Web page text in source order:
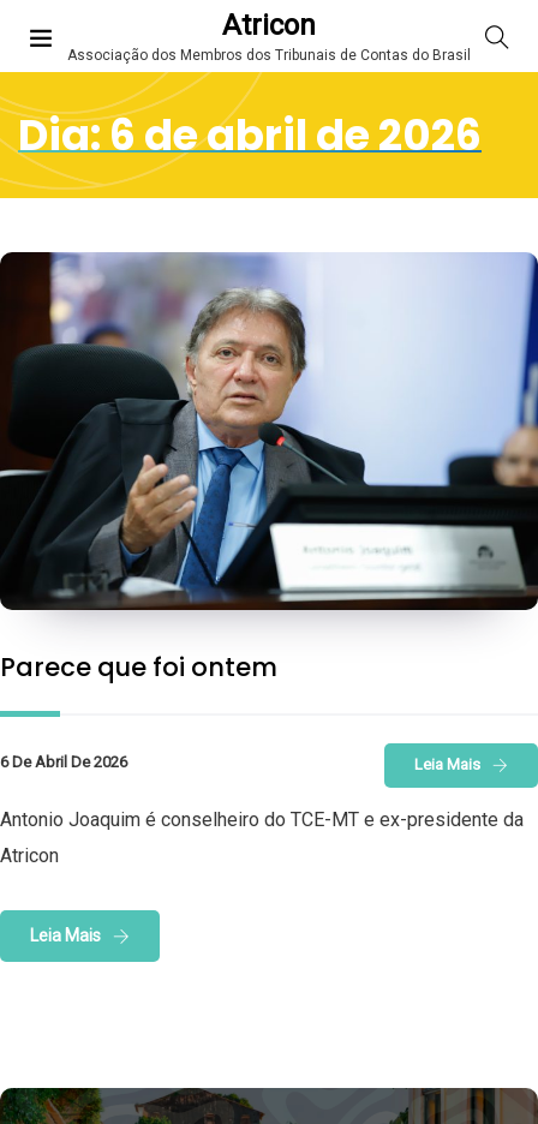
Atricon
Associação dos Membros dos Tribunais de Contas do Brasil
Dia:6 de abril de 2026
Parece que foi ontem
6 De Abril De 2026 Leia Mais
Antonio Joaquim é conselheiro do TCE-MT e ex-presidente da
Atricon
Leia Mais